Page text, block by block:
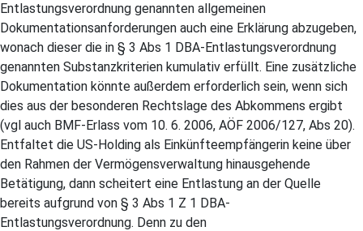
Entlastungsverordnung genannten allgemeinen
Dokumentationsanforderungen auch eine Erklärung abzugeben,
wonach dieser die in § 3 Abs 1 DBA-Entlastungsverordnung
genannten Substanzkriterien kumulativ erfüllt. Eine zusätzliche
Dokumentation könnte außerdem erforderlich sein, wenn sich
dies aus der besonderen Rechtslage des Abkommens ergibt
(vgl auch BMF-Erlass vom 10. 6. 2006, AÖF 2006/127, Abs 20).
Entfaltet die US-Holding als Einkünfteempfängerin keine über
den Rahmen der Vermögensverwaltung hinausgehende
Betätigung, dann scheitert eine Entlastung an der Quelle
bereits aufgrund von § 3 Abs 1 Z 1 DBA-
Entlastungsverordnung. Denn zu den